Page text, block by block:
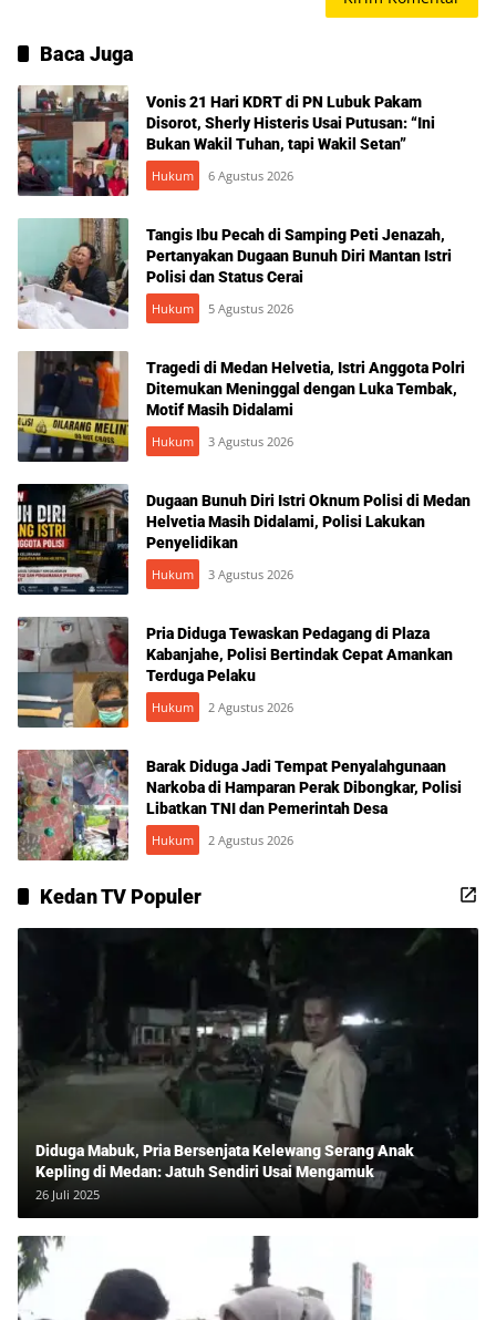
Baca Juga
Vonis 21 Hari KDRT di PN Lubuk Pakam
Disorot, Sherly Histeris Usai Putusan: “Ini
Bukan Wakil Tuhan, tapi Wakil Setan”
Hukum 6 Agustus 2026
Tangis Ibu Pecah di Samping Peti Jenazah,
Pertanyakan Dugaan Bunuh Diri Mantan Istri
Polisi dan Status Cerai
Hukum 5 Agustus 2026
Tragedi di Medan Helvetia, Istri Anggota Polri
Ditemukan Meninggal dengan Luka Tembak,
Motif Masih Didalami
Hukum 3 Agustus 2026
Dugaan Bunuh Diri Istri Oknum Polisi di Medan
Helvetia Masih Didalami, Polisi Lakukan
Penyelidikan
Hukum 3 Agustus 2026
Pria Diduga Tewaskan Pedagang di Plaza
Kabanjahe, Polisi Bertindak Cepat Amankan
Terduga Pelaku
Hukum 2 Agustus 2026
Barak Diduga Jadi Tempat Penyalahgunaan
Narkoba di Hamparan Perak Dibongkar, Polisi
Libatkan TNI dan Pemerintah Desa
Hukum 2 Agustus 2026
Kedan TV Populer
Diduga Mabuk, Pria Bersenjata Kelewang Serang Anak
Kepling di Medan: Jatuh Sendiri Usai Mengamuk
26 Juli 2025